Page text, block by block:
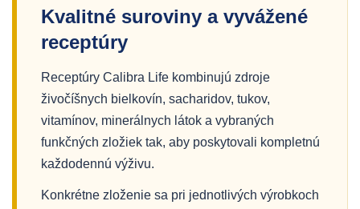
Kvalitné suroviny a vyvážené
receptúry
Receptúry Calibra Life kombinujú zdroje
živočíšnych bielkovín, sacharidov, tukov,
vitamínov, minerálnych látok a vybraných
funkčných zložiek tak, aby poskytovali kompletnú
každodennú výživu.
Konkrétne zloženie sa pri jednotlivých výrobkoch